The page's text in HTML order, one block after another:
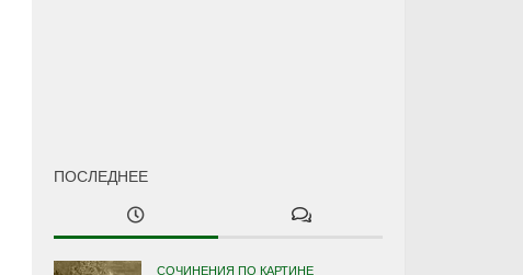
ПОСЛЕДНЕЕ
СОЧИНЕНИЯ ПО КАРТИНЕ